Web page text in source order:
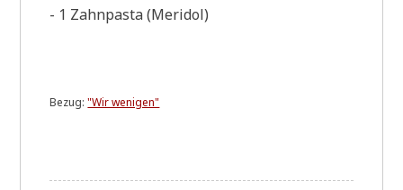
- 1 Zahn­pa­sta (Mer­idol)
Bezug:"Wir weni­gen"